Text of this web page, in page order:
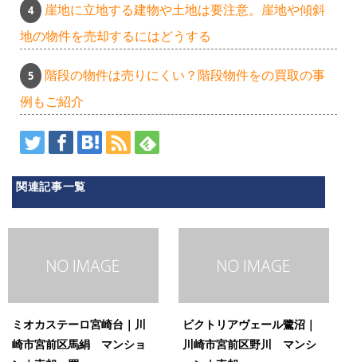
崖地に立地する建物や土地は要注意。崖地や傾斜
地の物件を売却するにはどうする
階段の物件は売りにくい？階段物件をの買取の事
例もご紹介
関連記事一覧
ミオカステーロ宮崎台｜川
崎市宮前区馬絹 マンショ
ビクトリアヴェール鷺沼｜
川崎市宮前区野川 マンシ